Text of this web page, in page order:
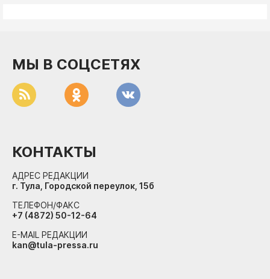
МЫ В СОЦСЕТЯХ
КОНТАКТЫ
АДРЕС РЕДАКЦИИ
г. Тула, Городской переулок, 15б
ТЕЛЕФОН/ФАКС
+7 (4872) 50-12-64
E-MAIL РЕДАКЦИИ
kan@tula-pressa.ru